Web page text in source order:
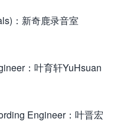
：新奇鹿录音室
：叶育轩YuHsuan
Engineer：叶晋宏